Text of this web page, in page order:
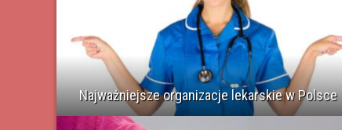
Najważniejsze organizacje lekarskie w Polsce